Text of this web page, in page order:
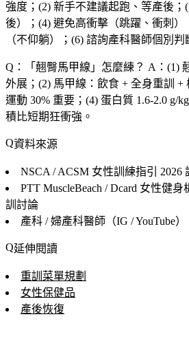
強度；(2) 新手不建議起跑、等產後；
後）；(4) 避免高衝擊（跳躍、衝刺）
（不仰躺）；(6) 諮詢產科醫師個別判
Q：「 翹臀馬甲線 」怎麼練？ A：(1)
外展；(2) 馬甲線：飲食 + 全身重訓 +
運動 30% 重要；(4) 蛋白質 1.6-2.0 g/
積比短期狂衝強。
資料來源
NSCA / ACSM 女性訓練指引
2026
PTT MuscleBeach / Dcard 女性健身
訓討論
產科 / 婦產科醫師（IG / YouTube）
延伸閱讀
重訓菜單規劃
女性保健品
產後恢復